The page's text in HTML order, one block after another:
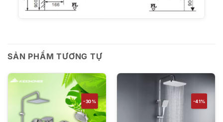
SẢN PHẨM TƯƠNG TỰ
-30% -41%